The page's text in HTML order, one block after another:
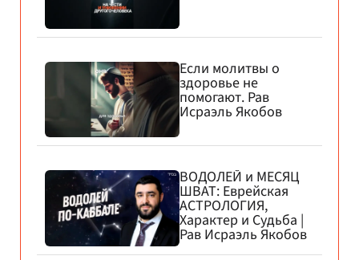
Если молитвы о
здоровье не
помогают. Рав
Исраэль Якобов
ВОДОЛЕЙ и МЕСЯЦ
ШВАТ: Еврейская
АСТРОЛОГИЯ,
Характер и Судьба |
Рав Исраэль Якобов